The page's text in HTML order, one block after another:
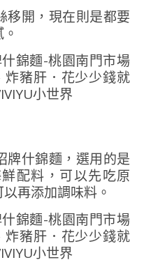
移開，現在則是都要
牌什錦麵，選用的是
配料，可以先吃原
再添加調味料。